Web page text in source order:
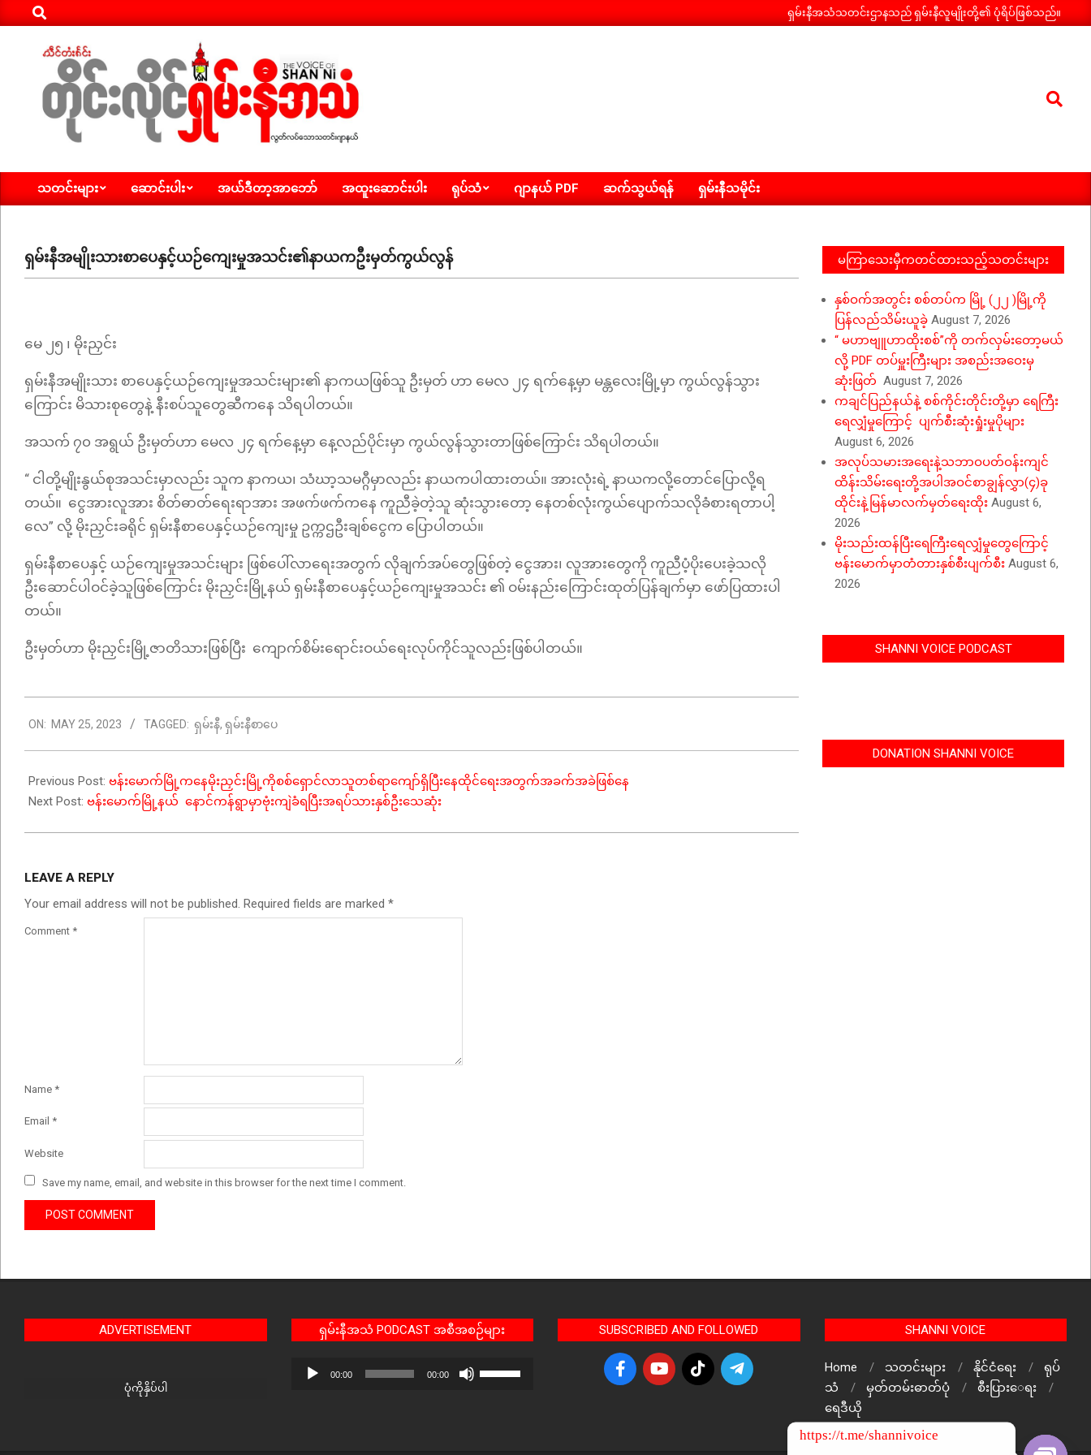
to
Search
ရှမ်းနီအသံသတင်းဌာနသည် ရှမ်းနီလူမျိုးတို့၏ ပုံရိပ်ဖြစ်သည်။
ရှမ်း
နီ
သတင်း
Search
Primary
သတင်းများ ဆောင်းပါး အယ်ဒီတာ့အာဘော် အထူးဆောင်းပါး ရုပ်သံ ဂျာနယ် PDF ဆက်သွယ်ရန် ရှမ်းနီသမိုင်း
ရှမ်းနီအမျိုးသားစာပေနှင့်ယဉ်ကျေးမှုအသင်း၏နာယကဦးမှတ်ကွယ်လွန်
မေ ၂၅ ၊ မိုးညှင်း
ရှမ်းနီအမျိုးသား စာပေနှင့်ယဉ်ကျေးမှုအသင်းများ၏ နာကယဖြစ်သူ ဦးမှတ် ဟာ မေလ ၂၄ ရက်နေ့မှာ မန္တလေးမြို့မှာ ကွယ်လွန်သွား
ကြောင်း မိသားစုတွေနဲ့ နီးစပ်သူတွေဆီကနေ သိရပါတယ်။
အသက် ၇၀ အရွယ် ဦးမှတ်ဟာ မေလ ၂၄ ရက်နေ့မှာ နေ့လည်ပိုင်းမှာ ကွယ်လွန်သွားတာဖြစ်ကြောင်း သိရပါတယ်။
“ ငါတို့မျိုးနွယ်စုအသင်းမှာလည်း သူက နာကယ၊ သံဃာ့သမဂ္ဂီမှာလည်း နာယကပါထားတယ်။ အားလုံးရဲ့ နာယကလို့တောင်ပြောလို့ရ
တယ်။ ငွေအားလူအား စိတ်ဓာတ်ရေးရာအား အဖက်ဖက်ကနေ ကူညီခဲ့တဲ့သူ ဆုံးသွားတော့ နေတစ်လုံးကွယ်ပျောက်သလိုခံစားရတာပါ့
လေ” လို့ မိုးညှင်းခရိုင် ရှမ်းနီစာပေနှင့်ယဉ်ကျေးမှု ဥက္ကဌဦးချစ်ငွေက ပြောပါတယ်။
ရှမ်းနီစာပေနှင့် ယဉ်ကျေးမှုအသင်းများ ဖြစ်ပေါ်လာရေးအတွက် လိုချက်အပ်တွေဖြစ်တဲ့ ငွေအား၊ လူအားတွေကို ကူညီပံ့ပိုးပေးခဲ့သလို
ဦးဆောင်ပါဝင်ခဲ့သူဖြစ်ကြောင်း မိုးညှင်းမြို့နယ် ရှမ်းနီစာပေနှင့်ယဉ်ကျေးမှုအသင်း ၏ ဝမ်းနည်းကြောင်းထုတ်ပြန်ချက်မှာ ဖော်ပြထားပါ
တယ်။
ဦးမှတ်ဟာ မိုးညှင်းမြို့ဇာတိသားဖြစ်ပြီး ကျောက်စိမ်းရောင်းဝယ်ရေးလုပ်ကိုင်သူလည်းဖြစ်ပါတယ်။
05-
25
ON: MAY 25, 2023 TAGGED: ရှမ်းနီ, ရှမ်းနီစာပေ
Previous Post: ဗန်းမောက်မြို့ကနေမိုးညှင်းမြို့ကိုစစ်ရှောင်လာသူတစ်ရာကျော်ရှိပြီးနေထိုင်ရေးအတွက်အခက်အခဲဖြစ်နေ
Next Post: ဗန်းမောက်မြို့နယ် နောင်ကန်ရွာမှာဗုံးကျဲခံရပြီးအရပ်သားနှစ်ဦးသေဆုံး
LEAVE A REPLY
Your email address will not be published. Required fields are marked *
Comment *
Name *
Email *
Website
Save my name, email, and website in this browser for the next time I comment.
မကြာသေးမှီကတင်ထားသည့်သတင်းများ
နှစ်ဝက်အတွင်း စစ်တပ်က မြို့ (၂၂ )မြို့ကို
ပြန်လည်သိမ်းယူခဲ့ August 7, 2026
“ မဟာဗျူဟာထိုးစစ်”ကို တက်လှမ်းတော့မယ်
လို့ PDF တပ်မှူးကြီးများ အစည်းအဝေးမှ
ဆုံးဖြတ် August 7, 2026
ကချင်ပြည်နယ်နဲ့ စစ်ကိုင်းတိုင်းတို့မှာ ရေကြီး
ရေလျှံမှုကြောင့် ပျက်စီးဆုံးရှုံးမှုပိုများ
August 6, 2026
အလုပ်သမားအရေးနဲ့သဘာဝပတ်ဝန်းကျင်
ထိန်းသိမ်းရေးတို့အပါအဝင်စာချွန်လွှာ(၄)ခု
ထိုင်းနဲ့မြန်မာလက်မှတ်ရေးထိုး August 6,
2026
မိုးသည်းထန်ပြီးရေကြီးရေလျှံမှုတွေကြောင့်
ဗန်းမောက်မှာတံတားနှစ်စီးပျက်စီး August 6,
2026
SHANNI VOICE PODCAST
DONATION SHANNI VOICE
ADVERTISEMENT
ပုံကိုနှိပ်ပါ
ရှမ်းနီအသံ PODCAST အစီအစဉ်များ
Audio
00:00 00:00
SUBSCRIBED AND FOLLOWED SHANNI VOICE
Home သတင်းများ နိုင်ငံရေး
ရုပ်
သံ
မှတ်တမ်းဓာတ်ပုံ
စီးပြားေရး
ရေဒီယို
https://t.me/shannivoice